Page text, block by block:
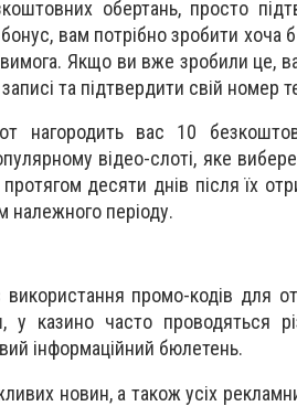
обертань, просто
вам потрібно зробити хоча
Якщо ви вже зробили це,
та підтвердити свій номер
нагородить вас 10
відео-слоті, яке
десяти днів після їх
належного періоду.
промо-кодів для
казино часто проводяться
інформаційний бюлетень.
новин, а також усіх